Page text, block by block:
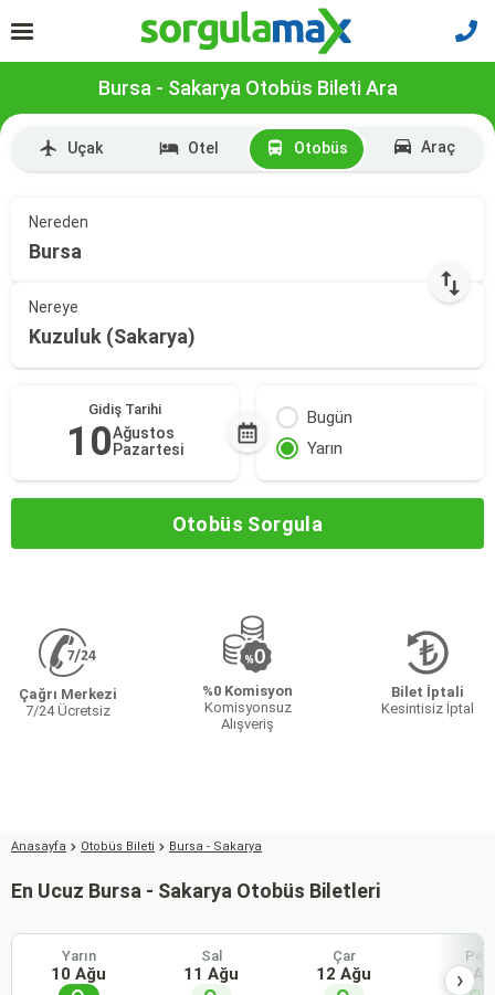
Bursa - Sakarya Otobüs Bileti Ara
Uçak Otel Otobüs Araç
Nereden
Bursa
Nereye
Kuzuluk (Sakarya)
Gidiş Tarihi
10Ağustos
Pazartesi
Bugün
Yarın
Otobüs Sorgula
Çağrı Merkezi
7/24 Ücretsiz
%0 Komisyon
Komisyonsuz
Alışveriş
Bilet İptali
Kesintisiz İptal
Anasayfa Otobüs Bileti Bursa - Sakarya
En Ucuz Bursa - Sakarya Otobüs Biletleri
Yarın
10 Ağu
Sal
11 Ağu
Çar
12 Ağu
Per
13
›